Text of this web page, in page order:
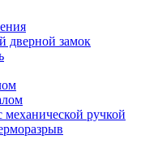
дверной замок
механической ручкой